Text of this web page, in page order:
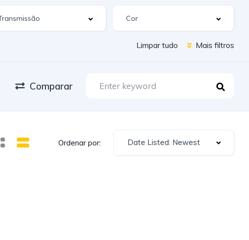
Limpar tudo Mais filtros
Comparar
Ordenar por: Date Listed: Newest